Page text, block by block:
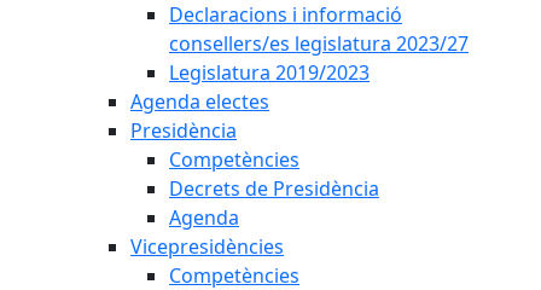
Declaracions i informació
consellers/es legislatura 2023/27
Legislatura 2019/2023
Agenda electes
Presidència
Competències
Decrets de Presidència
Agenda
Vicepresidències
Competències